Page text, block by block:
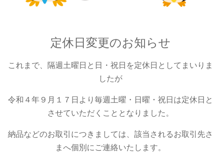
定休日変更のお知らせ
これまで、隔週土曜日と日・祝日を定休日としてまいりま
したが
令和４年９月１７日より毎週土曜・日曜・祝日は定休日と
させていただくこととなりました。
納品などのお取引につきましては、該当されるお取引先さ
まへ個別にご連絡いたします。